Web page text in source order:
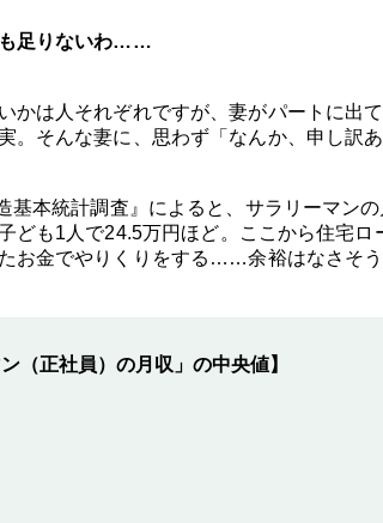
足りないわ……
かは人それぞれですが、妻がパートに出
。そんな妻に、思わず「なんか、申し訳
基本統計調査』によると、サラリーマン
ども1人で24.5万円ほど。ここから住宅
お金でやりくりをする……余裕はなさそう
（正社員）の月収」の中央値】